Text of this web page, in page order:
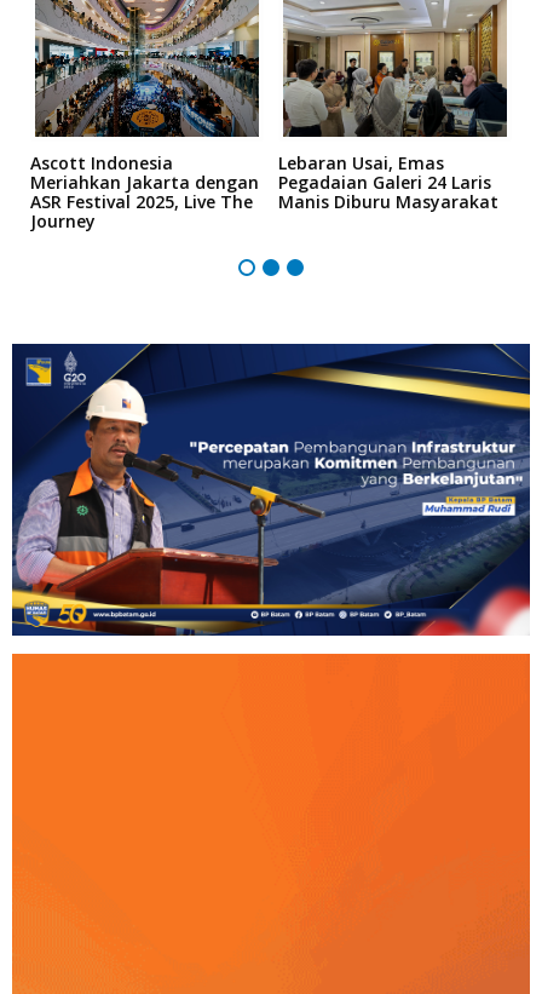
Ascott Indonesia
Meriahkan Jakarta dengan
ASR Festival 2025, Live The
Journey
Lebaran Usai, Emas
Pegadaian Galeri 24 Laris
Manis Diburu Masyarakat